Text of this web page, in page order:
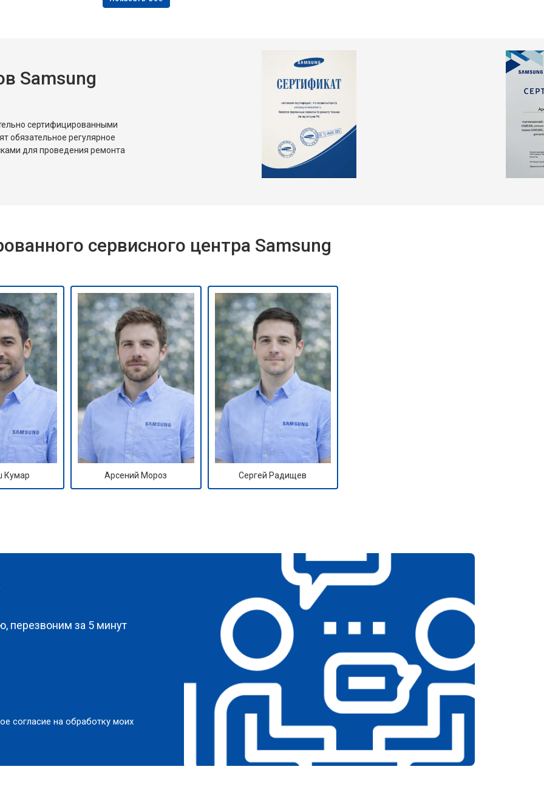
от 2550 ₽
от 1900 ₽
Samsung
сертифицированными
обязательное регулярное
для проведения ремонта
сервисного центра Samsung
Кумар Арсений Мороз Сергей Радищев
перезвоним за 5 минут
согласие на обработку моих